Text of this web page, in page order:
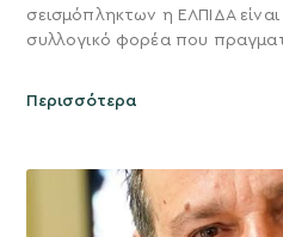
σεισμόπληκτων η ΕΛΠΙΔΑ
συλλογικό φορέα που
Περισσότερα